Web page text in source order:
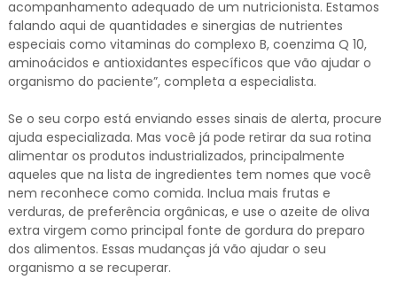
acompanhamento adequado de um nutricionista. Estamos
falando aqui de quantidades e sinergias de nutrientes
especiais como vitaminas do complexo B, coenzima Q 10,
aminoácidos e antioxidantes específicos que vão ajudar o
organismo do paciente”, completa a especialista.
Se o seu corpo está enviando esses sinais de alerta, procure
ajuda especializada. Mas você já pode retirar da sua rotina
alimentar os produtos industrializados, principalmente
aqueles que na lista de ingredientes tem nomes que você
nem reconhece como comida. Inclua mais frutas e
verduras, de preferência orgânicas, e use o azeite de oliva
extra virgem como principal fonte de gordura do preparo
dos alimentos. Essas mudanças já vão ajudar o seu
organismo a se recuperar.